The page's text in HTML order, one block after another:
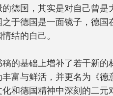
德国，其实是对自己曾是
于德国是一面镜子，德国
结的自己。
的基础上增补了若干新的
富与鲜活，并更名为《德
和德国精神中深刻的二元